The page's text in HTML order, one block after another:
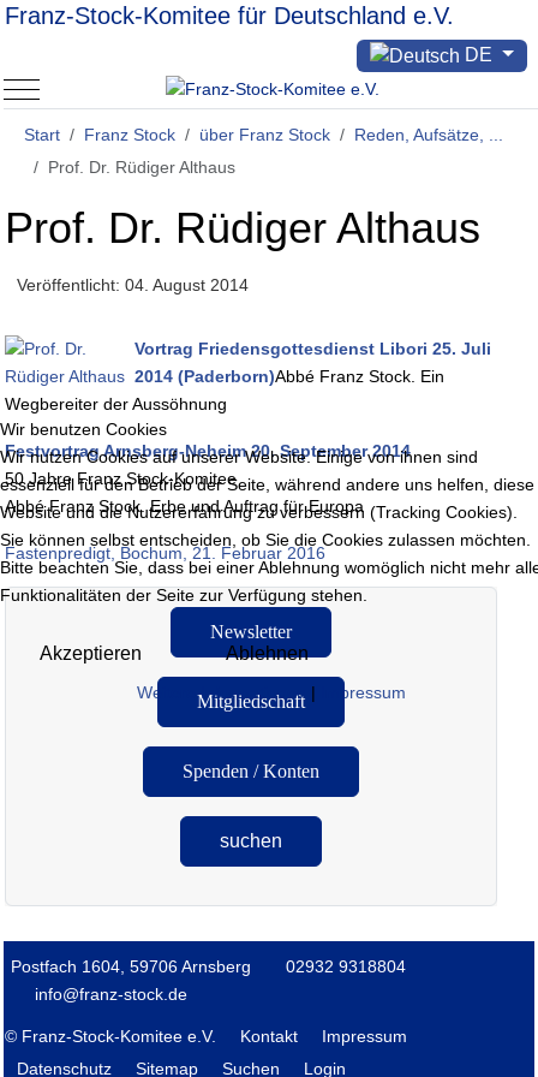
Franz-Stock-Komitee für Deutschland e.V.
Sprache auswählen
DE
Mobile Menu Toggle
Start Franz Stock über Franz Stock
Reden, Aufsätze, ...
Prof. Dr. Rüdiger Althaus
Prof. Dr. Rüdiger Althaus
Veröffentlicht: 04. August 2014
Vortrag Friedensgottesdienst Libori 25. Juli
2014 (Paderborn)Abbé Franz Stock. Ein
Wegbereiter der Aussöhnung
Festvortrag Arnsberg-Neheim 20. September 2014
50 Jahre Franz Stock-Komitee
Abbé Franz Stock. Erbe und Auftrag für Europa
Fastenpredigt, Bochum, 21. Februar 2016
Newsletter
Mitgliedschaft
Spenden / Konten
suchen
Postfach 1604, 59706 Arnsberg
02932 9318804
info@franz-stock.de
© Franz-Stock-Komitee e.V. Kontakt
Impressum
Datenschutz
Sitemap Suchen Login
Wir benutzen Cookies
Wir nutzen Cookies auf unserer Website. Einige von ihnen sind
essenziell für den Betrieb der Seite, während andere uns helfen, diese
Website und die Nutzererfahrung zu verbessern (Tracking Cookies).
Sie können selbst entscheiden, ob Sie die Cookies zulassen möchten.
Bitte beachten Sie, dass bei einer Ablehnung womöglich nicht mehr
Funktionalitäten der Seite zur Verfügung stehen.
Akzeptieren Ablehnen
Weitere Informationen | Impressum